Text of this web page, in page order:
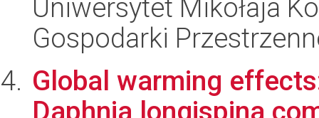
Uniwersytet Mikołaja
Gospodarki
Global warming
Daphnia longispina